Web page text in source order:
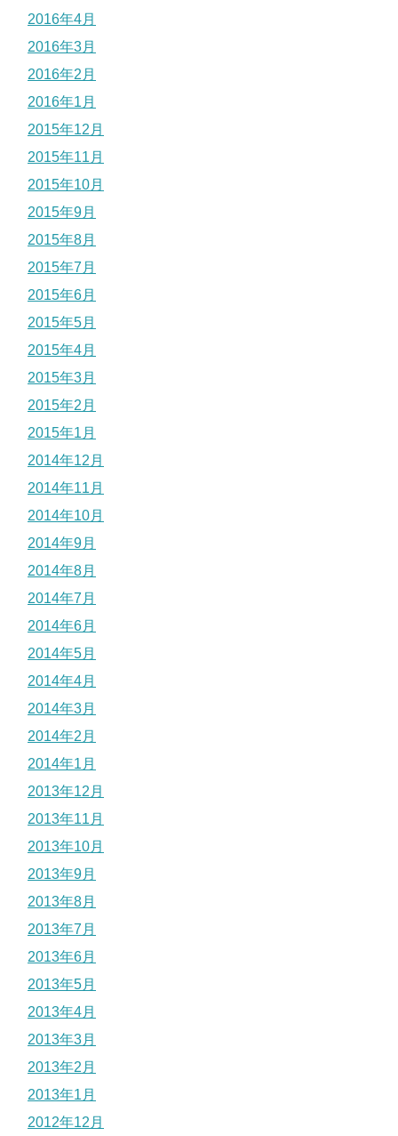
2016年4月
2016年3月
2016年2月
2016年1月
2015年12月
2015年11月
2015年10月
2015年9月
2015年8月
2015年7月
2015年6月
2015年5月
2015年4月
2015年3月
2015年2月
2015年1月
2014年12月
2014年11月
2014年10月
2014年9月
2014年8月
2014年7月
2014年6月
2014年5月
2014年4月
2014年3月
2014年2月
2014年1月
2013年12月
2013年11月
2013年10月
2013年9月
2013年8月
2013年7月
2013年6月
2013年5月
2013年4月
2013年3月
2013年2月
2013年1月
2012年12月